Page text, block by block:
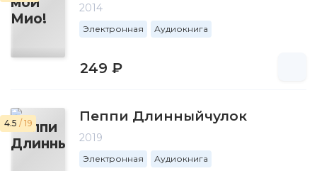
2014
Электронная Аудиокнига
249 ₽
4.5 / 19 Пеппи Длинныйчулок
2019
Электронная Аудиокнига